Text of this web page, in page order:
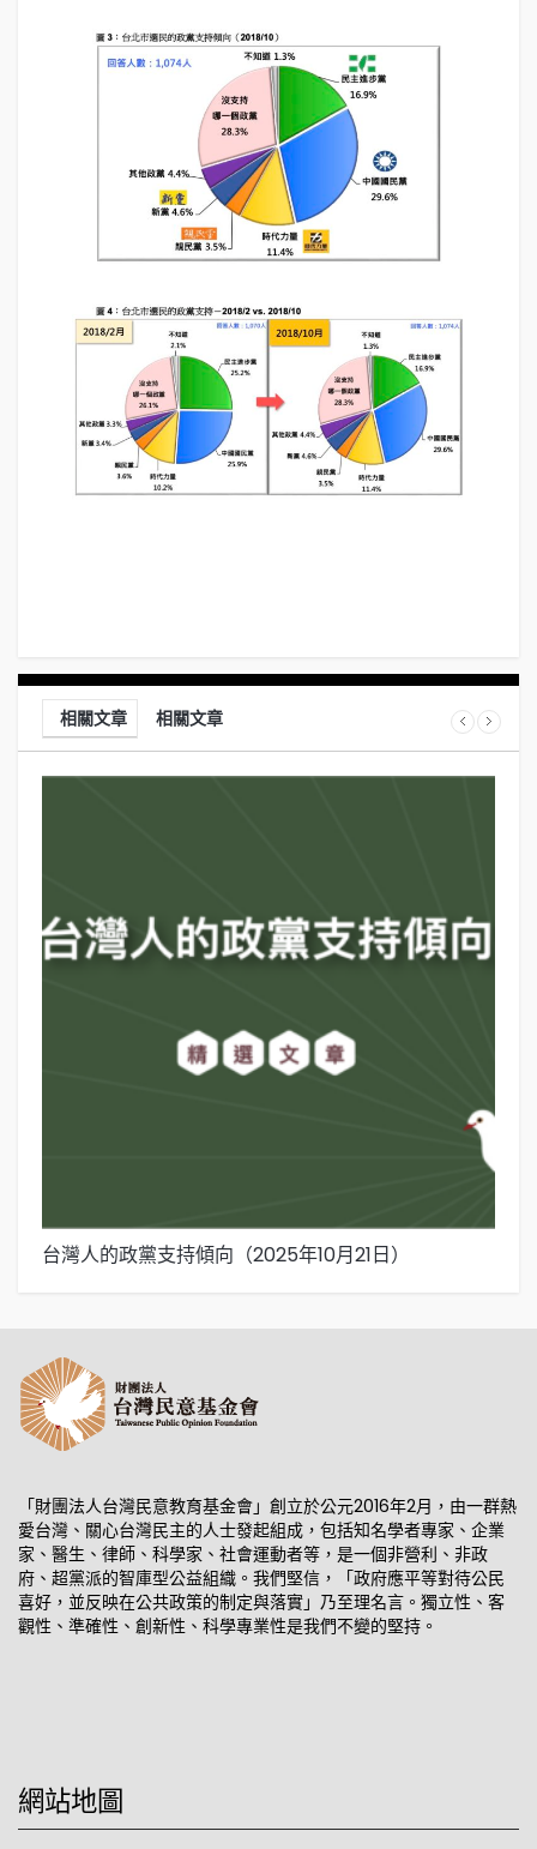
相關文章 相關文章
台灣人的政黨支持傾向（2025年10月21日）
「財團法人台灣民意教育基金會」創立於公元2016年2月，由一群熱
愛台灣、關心台灣民主的人士發起組成，包括知名學者專家、企業
家、醫生、律師、科學家、社會運動者等，是一個非營利、非政
府、超黨派的智庫型公益組織。我們堅信，「政府應平等對待公民
喜好，並反映在公共政策的制定與落實」乃至理名言。獨立性、客
觀性、準確性、創新性、科學專業性是我們不變的堅持。
網站地圖